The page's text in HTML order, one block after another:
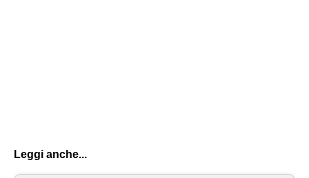
Leggi anche...